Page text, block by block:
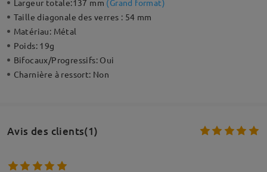
Largeur totale:137 mm (Grand format)
Taille diagonale des verres : 54 mm
Matériau: Métal
Poids: 19g
Bifocaux/Progressifs: Oui
Charnière à ressort: Non
Avis des clients(1)